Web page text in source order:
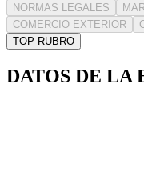
NORMAS LEGALES
COMERCIO EXTERIOR
TOP RUBRO
DATOS DE LA